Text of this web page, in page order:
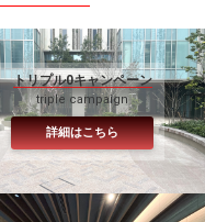
トリプル0キャンペーン
triple campaign
詳細はこちら